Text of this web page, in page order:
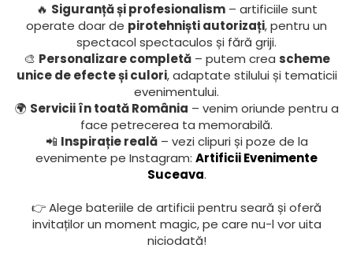
🔥 Siguranță și profesionalism– artificiile sunt
operate doar de pirotehniști autorizați, pentru un
spectacol spectaculos și fără griji.
🎨 Personalizare completă– putem crea scheme
unice de efecte și culori, adaptate stilului și tematicii
evenimentului.
🌍 Servicii în toată România – venim oriunde pentru a
face petrecerea ta memorabilă.
📲 Inspirație reală– vezi clipuri și poze de la
evenimente pe Instagram: Artificii Evenimente
Suceava.
👉 Alege bateriile de artificii pentru seară și oferă
invitaților un moment magic, pe care nu-l vor uita
niciodată!